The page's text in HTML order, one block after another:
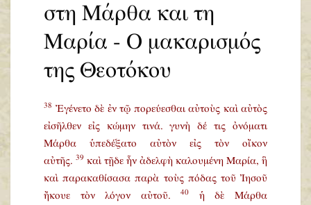
στη Μάρθα και τη
Μαρία - Ο μακαρισμός
της Θεοτόκου
38 Ἐγένετο δὲ ἐν τῷ πορεύεσθαι αὐτοὺς καὶ αὐτὸς
εἰσῆλθεν εἰς κώμην τινά. γυνὴ δέ τις ὀνόματι
Μάρθα ὑπεδέξατο αὐτὸν εἰς τὸν οἴκον
αὐτῆς. 39 καὶ τῇδε ἦν ἀδελφὴ καλουμένη Μαρία, ἣ
καὶ παρακαθίσασα παρὰ τοὺς πόδας τοῦ Ἰησοῦ
ἤκουε τὸν λόγον αὐτοῦ.40
ἡ δὲ Μάρθα